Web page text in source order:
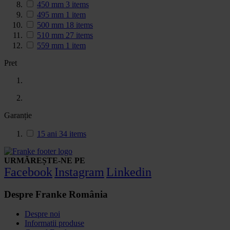
450 mm 3 items
495 mm 1 item
500 mm 18 items
510 mm 27 items
559 mm 1 item
Pret
Garanție
15 ani 34 items
URMĂREȘTE-NE PE
Facebook Instagram Linkedin
Despre Franke România
Despre noi
Informatii produse